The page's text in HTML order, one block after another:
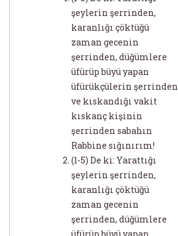
şeylerin şerrinden,
karanlığı çöktüğü
zaman gecenin
şerrinden, düğümlere
üfürüp büyü yapan
üfürükçülerin şerrinden
ve kıskandığı vakit
kıskanç kişinin
şerrinden sabahın
Rabbine sığınırım!
(1-5) De ki: Yarattığı
şeylerin şerrinden,
karanlığı çöktüğü
zaman gecenin
şerrinden, düğümlere